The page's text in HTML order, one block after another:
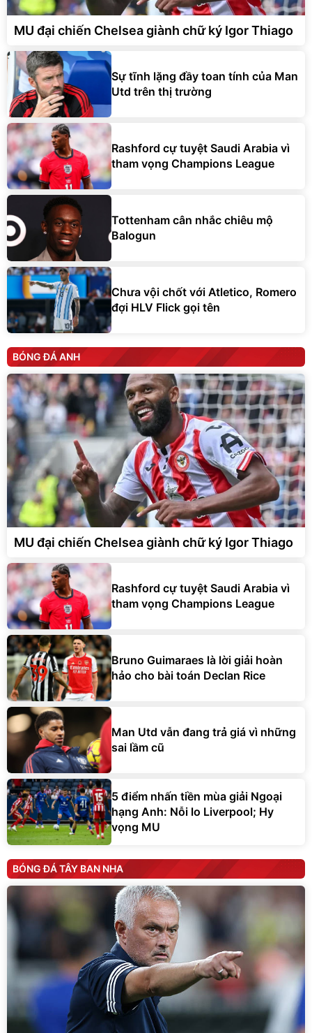
MU đại chiến Chelsea giành chữ ký Igor Thiago
Sự tĩnh lặng đầy toan tính của Man
Utd trên thị trường
Rashford cự tuyệt Saudi Arabia vì
tham vọng Champions League
Tottenham cân nhắc chiêu mộ
Balogun
Chưa vội chốt với Atletico, Romero
đợi HLV Flick gọi tên
BÓNG ĐÁ ANH
MU đại chiến Chelsea giành chữ ký Igor Thiago
Rashford cự tuyệt Saudi Arabia vì
tham vọng Champions League
Bruno Guimaraes là lời giải hoàn
hảo cho bài toán Declan Rice
Man Utd vẫn đang trả giá vì những
sai lầm cũ
5 điểm nhấn tiền mùa giải Ngoại
hạng Anh: Nỗi lo Liverpool; Hy
vọng MU
BÓNG ĐÁ TÂY BAN NHA